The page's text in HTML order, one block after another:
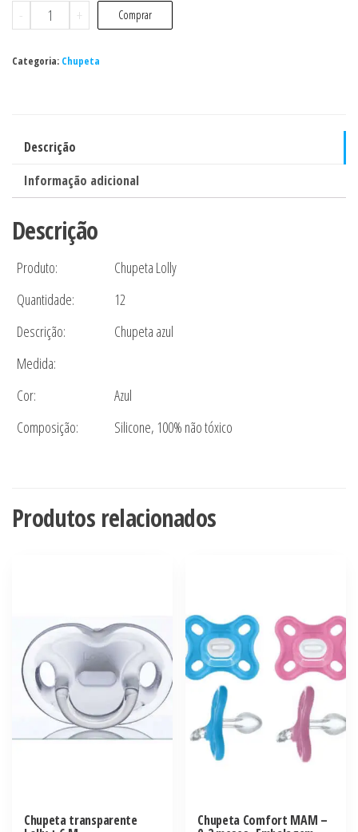
-
Chupeta
Azul
+
quantidade
+ Comprar
Categoria: Chupeta
Descrição
Informação adicional
Descrição
Produto:
Chupeta Lolly
Quantidade:
12
Descrição:
Chupeta azul
Medida:
Cor:
Azul
Composição:
Silicone, 100% não tóxico
Produtos relacionados
Chupeta transparente Chupeta Comfort MAM –